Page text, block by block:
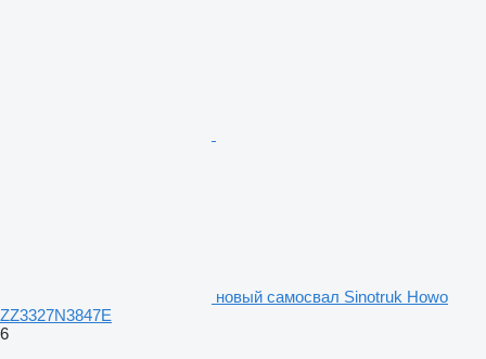
новый самосвал Sinotruk Howo
ZZ3327N3847E
6